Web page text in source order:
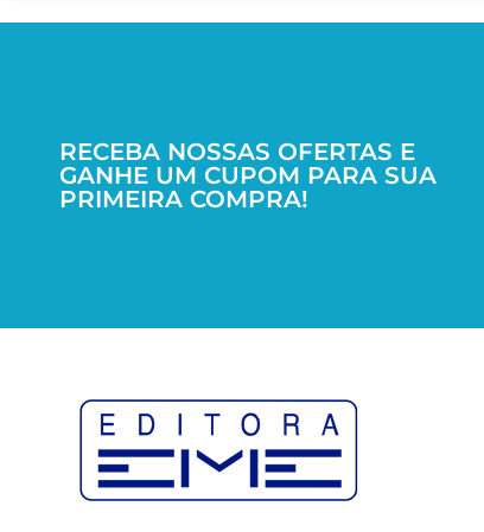
RECEBA NOSSAS OFERTAS E
GANHE UM CUPOM PARA SUA
PRIMEIRA COMPRA!